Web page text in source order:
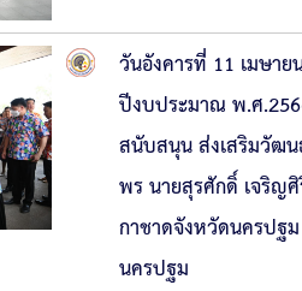
วันอังคารที่ 11 เมษา
ปีงบประมาณ พ.ศ
สนับสนุน ส่งเสริมวัฒน
พร นายสุรศักดิ์ เจริญ
กาชาดจังหวัดนครปฐ
นครปฐม